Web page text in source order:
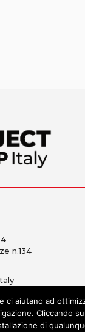
n.134
aiutano ad
Cliccando
di